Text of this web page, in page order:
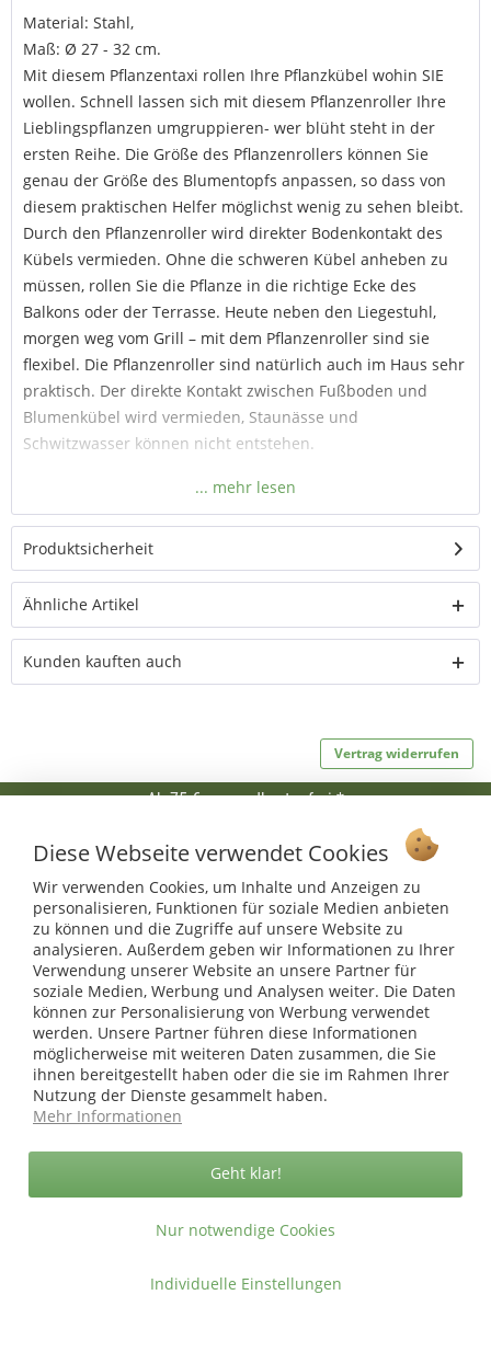
Material: Stahl,
Maß: Ø 27 - 32 cm.
Mit diesem Pflanzentaxi rollen Ihre Pflanzkübel wohin SIE
wollen. Schnell lassen sich mit diesem Pflanzenroller Ihre
Lieblingspflanzen umgruppieren- wer blüht steht in der
ersten Reihe. Die Größe des Pflanzenrollers können Sie
genau der Größe des Blumentopfs anpassen, so dass von
diesem praktischen Helfer möglichst wenig zu sehen bleibt.
Durch den Pflanzenroller wird direkter Bodenkontakt des
Kübels vermieden. Ohne die schweren Kübel anheben zu
müssen, rollen Sie die Pflanze in die richtige Ecke des
Balkons oder der Terrasse. Heute neben den Liegestuhl,
morgen weg vom Grill – mit dem Pflanzenroller sind sie
flexibel. Die Pflanzenroller sind natürlich auch im Haus sehr
praktisch. Der direkte Kontakt zwischen Fußboden und
Blumenkübel wird vermieden, Staunässe und
Schwitzwasser können nicht entstehen.
: Pulverbeschichtete Metallkonstruktion, Gewinde
und Schrauben verzinkt
für Kübel bis 60 kg,
größenverstellbar Ø 27 – 32 cm
3 feststellbare Lenkrollen
Kübelpflanzen können leicht bewegt werden
Gießloch bleibt frei
Produktsicherheit
Ähnliche Artikel
Kunden kauften auch
Vertrag widerrufen
Ab 75 € versandkostenfrei *
Service Hotline
Shop Service
Informationen
* bei Paketversand. Alle Preise inkl. gesetzl. Mehrwertsteuer zzgl.
Versandkosten.
Copyright © afp marketing gmbh - Alle Rechte vorbehalten
Sicher zahlen in unserem Onlineshop
Diese Webseite verwendet Cookies
Wir verwenden Cookies, um Inhalte und Anzeigen zu
personalisieren, Funktionen für soziale Medien anbieten
zu können und die Zugriffe auf unsere Website zu
analysieren. Außerdem geben wir Informationen zu Ihrer
Verwendung unserer Website an unsere Partner für
soziale Medien, Werbung und Analysen weiter. Die Daten
können zur Personalisierung von Werbung verwendet
werden. Unsere Partner führen diese Informationen
möglicherweise mit weiteren Daten zusammen, die Sie
ihnen bereitgestellt haben oder die sie im Rahmen Ihrer
Nutzung der Dienste gesammelt haben.
Mehr Informationen
Nur notwendige Cookies
Geht klar!
Individuelle Einstellungen